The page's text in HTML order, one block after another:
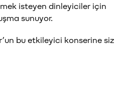
isteyen dinleyiciler için
sunuyor.
bu etkileyici konserine siz